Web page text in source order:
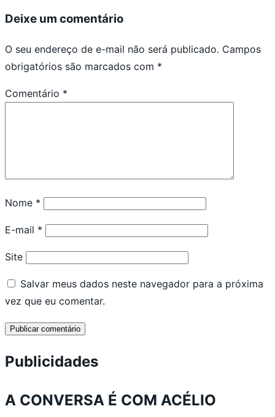
Deixe um comentário
O seu endereço de e-mail não será publicado. Campos
obrigatórios são marcados com *
Comentário *
Nome *
E-mail *
Site
Salvar meus dados neste navegador para a próxima
vez que eu comentar.
Publicidades
A CONVERSA É COM ACÉLIO